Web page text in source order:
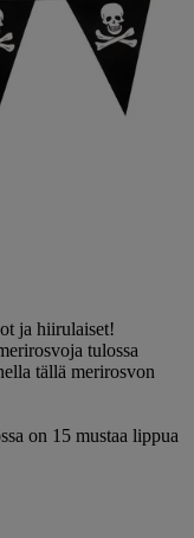
ja hiirulaiset!
tulossa
tällä merirosvon
on 15 mustaa lippua